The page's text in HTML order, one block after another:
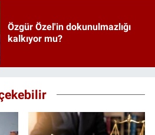
Özgür Özel'in dokunulmazlığı
kalkıyor mu?